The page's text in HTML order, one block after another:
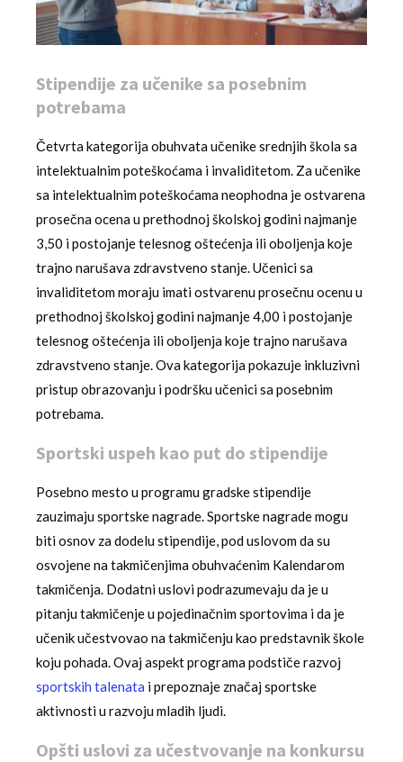
Stipendije za učenike sa posebnim
potrebama
Četvrta kategorija obuhvata učenike srednjih škola sa
intelektualnim poteškoćama i invaliditetom. Za učenike
sa intelektualnim poteškoćama neophodna je ostvarena
prosečna ocena u prethodnoj školskoj godini najmanje
3,50 i postojanje telesnog oštećenja ili oboljenja koje
trajno narušava zdravstveno stanje. Učenici sa
invaliditetom moraju imati ostvarenu prosečnu ocenu u
prethodnoj školskoj godini najmanje 4,00 i postojanje
telesnog oštećenja ili oboljenja koje trajno narušava
zdravstveno stanje. Ova kategorija pokazuje inkluzivni
pristup obrazovanju i podršku učenici sa posebnim
potrebama.
Sportski uspeh kao put do stipendije
Posebno mesto u programu gradske stipendije
zauzimaju sportske nagrade. Sportske nagrade mogu
biti osnov za dodelu stipendije, pod uslovom da su
osvojene na takmičenjima obuhvaćenim Kalendarom
takmičenja. Dodatni uslovi podrazumevaju da je u
pitanju takmičenje u pojedinačnim sportovima i da je
učenik učestvovao na takmičenju kao predstavnik škole
koju pohada. Ovaj aspekt programa podstiče razvoj
sportskih talenata i prepoznaje značaj sportske
aktivnosti u razvoju mladih ljudi.
Opšti uslovi za učestvovanje na konkursu